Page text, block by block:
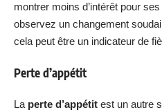
montrer moins d’intérêt pour
observez un changement
cela peut être un indicateur de
Perte d’appétit
La perte d’appétit est un autre